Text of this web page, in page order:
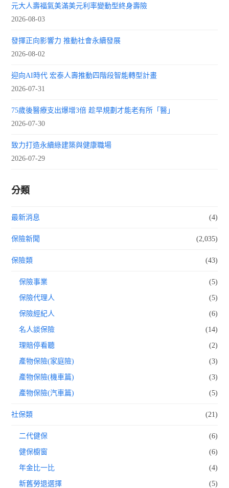
元大人壽福氣美滿美元利率變動型終身壽險
2026-08-03
發揮正向影響力 推動社會永續發展
2026-08-02
迎向AI時代 宏泰人壽推動四階段智能轉型計畫
2026-07-31
75歲後醫療支出爆增3倍 趁早規劃才能老有所「醫」
2026-07-30
致力打造永續綠建築與健康職場
2026-07-29
分類
最新消息 (4)
保險新聞 (2,035)
保險類 (43)
保險事業 (5)
保險代理人 (5)
保險經紀人 (6)
名人談保險 (14)
理賠停看聽 (2)
產物保險(家庭險) (3)
產物保險(機車篇) (3)
產物保險(汽車篇) (5)
社保類 (21)
二代健保 (6)
健保櫥窗 (6)
年金比一比 (4)
新舊勞退選擇 (5)